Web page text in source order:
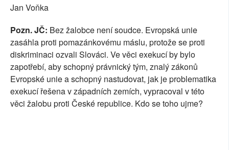
Jan Voňka
Pozn. JČ: Bez žalobce není soudce. Evropská unie
zasáhla proti pomazánkovému máslu, protože se proti
diskriminaci ozvali Slováci. Ve věci exekucí by bylo
zapotřebí, aby schopný právnický tým, znalý zákonů
Evropské unie a schopný nastudovat, jak je problematika
exekucí řešena v západních zemích, vypracoval v této
věci žalobu proti České republice. Kdo se toho ujme?